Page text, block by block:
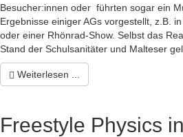
Besucher:innen oder führten sogar ein
Ergebnisse einiger AGs vorgestellt, z.B.
oder einer Rhönrad-Show. Selbst das
Stand der Schulsanitäter und Malteser
Weiterlesen ...
Freestyle Physics